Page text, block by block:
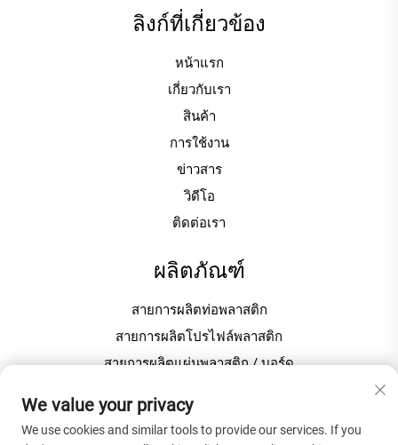
ลิงก์ที่เกี่ยวข้อง
หน้าแรก
เกี่ยวกับเรา
สินค้า
การใช้งาน
ข่าวสาร
วิดีโอ
ติดต่อเรา
ผลิตภัณฑ์
สายการผลิตท่อพลาสติก
สายการผลิตโปรไฟล์พลาสติก
สายการผลิตแผ่นพลาสติก / บอร์ด
เกี่ยวกับบริษัท
We value your privacy
We use cookies and similar tools to provide our services. If you